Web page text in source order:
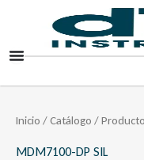
contenido
Inicio /Catálogo /
MDM7100-DP SIL